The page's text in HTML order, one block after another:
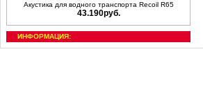
Акустика для водного транспорта Recoil R65
43.190руб.
ИНФОРМАЦИЯ: